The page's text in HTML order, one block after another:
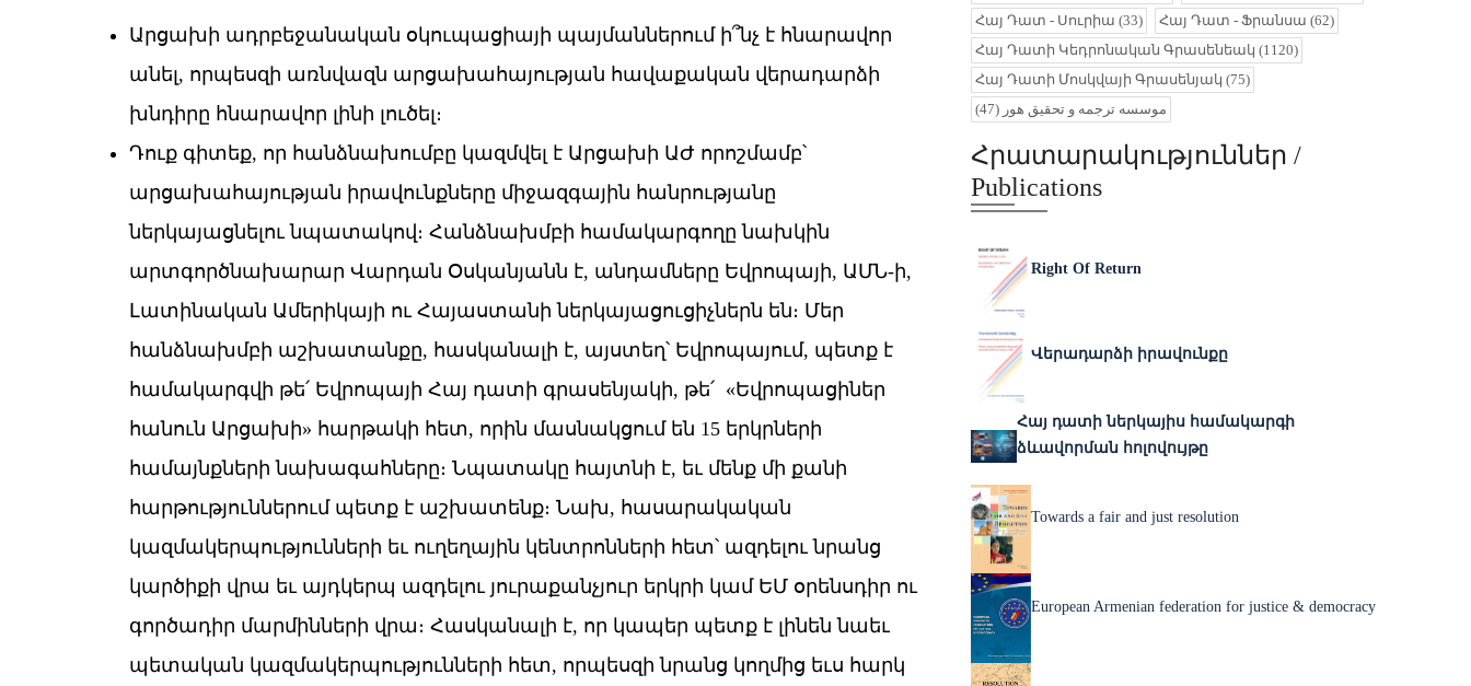
Արցախի ադրբեջանական օկուպացիայի պայմաններում ի՞նչ է հնարավոր
անել, որպեսզի առնվազն արցախահայության հավաքական վերադարձի
խնդիրը հնարավոր լինի լուծել։
Դուք գիտեք, որ հանձնախումբը կազմվել է Արցախի ԱԺ որոշմամբ՝
արցախահայության իրավունքները միջազգային հանրությանը
ներկայացնելու նպատակով։ Հանձնախմբի համակարգողը նախկին
արտգործնախարար Վարդան Օսկանյանն է, անդամները Եվրոպայի, ԱՄՆ-ի,
Լատինական Ամերիկայի ու Հայաստանի ներկայացուցիչներն են։ Մեր
հանձնախմբի աշխատանքը, հասկանալի է, այստեղ՝ Եվրոպայում, պետք է
համակարգվի թե՛ Եվրոպայի Հայ դատի գրասենյակի, թե՛ «Եվրոպացիներ
հանուն Արցախի» հարթակի հետ, որին մասնակցում են 15 երկրների
համայնքների նախագահները։ Նպատակը հայտնի է, եւ մենք մի քանի
հարթություններում պետք է աշխատենք։ Նախ, հասարակական
կազմակերպությունների եւ ուղեղային կենտրոնների հետ՝ ազդելու նրանց
կարծիքի վրա եւ այդկերպ ազդելու յուրաքանչյուր երկրի կամ ԵՄ օրենսդիր ու
գործադիր մարմինների վրա։ Հասկանալի է, որ կապեր պետք է լինեն նաեւ
պետական կազմակերպությունների հետ, որպեսզի նրանց կողմից եւս հարկ
Հայ Դատ - Սուրիա (33) Հայ Դատ - Ֆրանսա (62)
Հայ Դատի Կեդրոնական Գրասենեակ (1120)
Հայ Դատի Մոսկվայի Գրասենյակ (75)
موسسه ترجمه و تحقیق هور (47)
Հրատարակություններ /
Publications
Right Of Return
Վերադարձի իրավունքը
Հայ դատի ներկայիս համակարգի
ձևավորման հոլովույթը
Towards a fair and just resolution
European Armenian federation for justice & democracy